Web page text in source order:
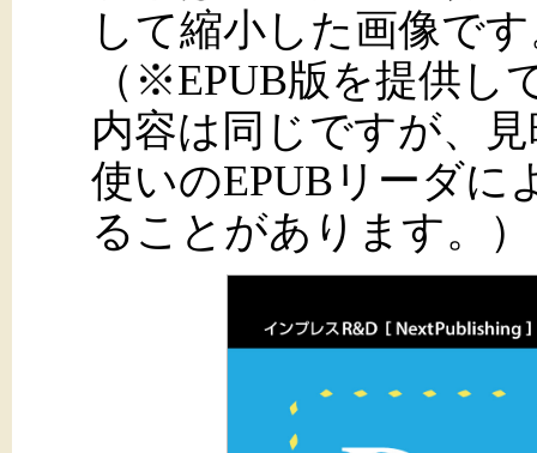
して縮小した画像で
（※EPUB版を提供し
内容は同じですが、
使いのEPUBリーダに
ることがあります。）